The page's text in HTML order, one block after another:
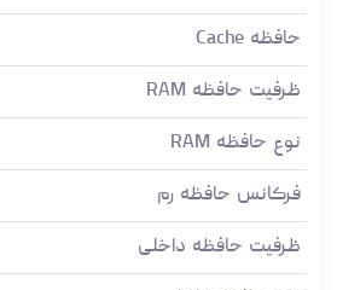
حافظه Cache
ظرفیت حافظه RAM
نوع حافظه RAM
فرکانس حافظه رم
ظرفیت حافظه داخلی